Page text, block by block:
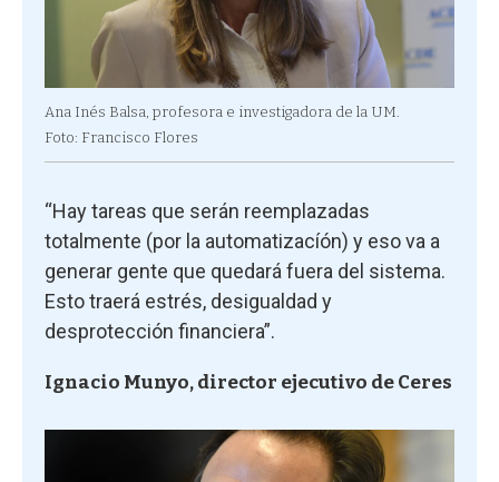
Ana Inés Balsa, profesora e investigadora de la UM.
Foto: Francisco Flores
“Hay tareas que serán reemplazadas
totalmente (por la automatizacíón) y eso va a
generar gente que quedará fuera del sistema.
Esto traerá estrés, desigualdad y
desprotección financiera”.
Ignacio Munyo, director ejecutivo de Ceres